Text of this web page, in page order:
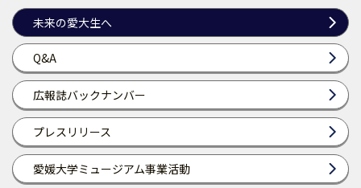
未来の愛大生へ
Q&A
広報誌バックナンバー
プレスリリース
愛媛大学ミュージアム事業活動